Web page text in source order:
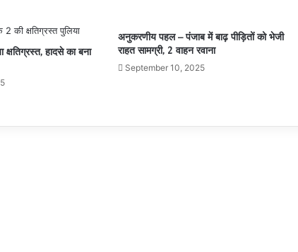
स्वच्छता ही सेवा पखवाड़ा अंतर्गत चित्रकला प्रतियोगिता का
आयोजन
क्षतिग्रस्त, हादसे का बना
अनुकरणीय पहल – पंजाब में बाढ़ पीड़ितों को भेजी
राहत सामग्री, 2 वाहन रवाना
September 10, 2025